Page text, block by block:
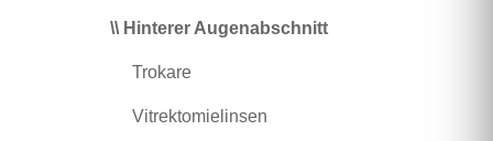
\\ Hinterer Augenabschnitt
Trokare
Vitrektomielinsen